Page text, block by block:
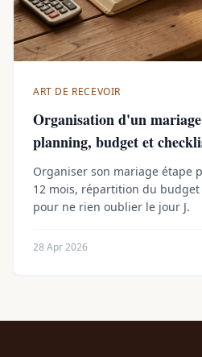
ART DE RECEVOIR
Organisation d'un
planning, budget et
Organiser son mariage étape
12 mois, répartition du
pour ne rien oublier le jour J.
28 Apr 2026